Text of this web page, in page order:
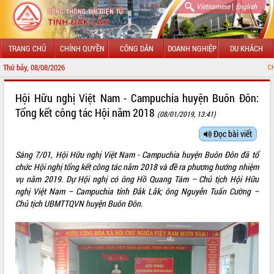
Vietnamese| English
TRANG CHỦ CHÍNH QUYỀN CÔNG DÂN DOANH NGHIỆP DU KHÁCH
Thứ bảy, 08/08/2026 CHÀO MỪNG ĐẾN
LÃNH ĐẠO UBND TỈNH
SỞ, BAN, NGÀNH
UBND CÁC XÃ, PHƯỜNG
HỆ THỐNG VĂN BẢN
VĂN BẢN HĐND TỈNH
Hội Hữu nghị Việt Nam - Campuchia huyện Buôn Đôn:
Tổng kết công tác Hội năm 2018 (08/01/2019, 13:41)
Đọc bài viết
Sáng 7/01, Hội Hữu nghị Việt Nam - Campuchia huyện Buôn Đôn đã tổ
chức Hội nghị tổng kết công tác năm 2018 và đề ra phương hướng nhiệm
vụ năm 2019. Dự Hội nghị có ông Hồ Quang Tám – Chủ tịch Hội Hữu
nghị Việt Nam – Campuchia tỉnh Đắk Lắk; ông Nguyễn Tuấn Cường –
Chủ tịch UBMTTQVN huyện Buôn Đôn.